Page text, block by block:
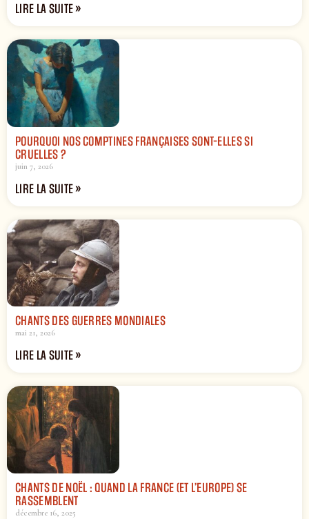
LIRE LA SUITE »
POURQUOI NOS COMPTINES FRANÇAISES SONT-ELLES SI
CRUELLES ?
juin 7, 2026
LIRE LA SUITE »
CHANTS DES GUERRES MONDIALES
mai 21, 2026
LIRE LA SUITE »
CHANTS DE NOËL : QUAND LA FRANCE (ET L’EUROPE) SE
RASSEMBLENT
décembre 16, 2025